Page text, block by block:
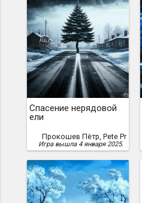
1
Спасение нерядовой
ели
Прокошев Пётр, Pete Pr
Игра вышла 4 января 2025.